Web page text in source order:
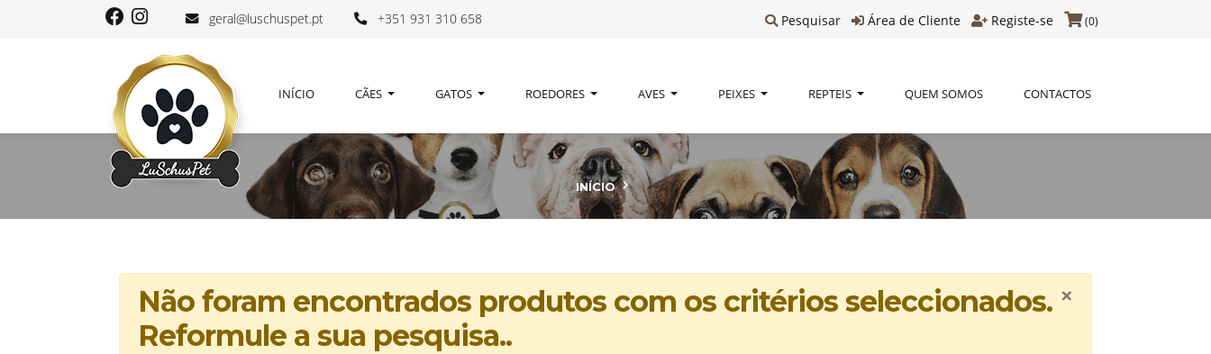
geral@luschuspet.pt +351 931 310 658 Pesquisar Área de Cliente Registe-se (0)
INÍCIO CÃES GATOS ROEDORES AVES PEIXES REPTEIS QUEM SOMOS CONTACTOS
INÍCIO
×
Não foram encontrados produtos com os critérios seleccionados.
Reformule a sua pesquisa..